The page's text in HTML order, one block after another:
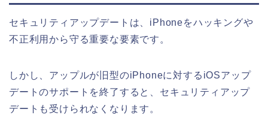
セキュリティアップデートは、iPhoneをハッキングや
不正利用から守る重要な要素です。
しかし、アップルが旧型のiPhoneに対するiOSアップ
デートのサポートを終了すると、セキュリティアップ
デートも受けられなくなります。